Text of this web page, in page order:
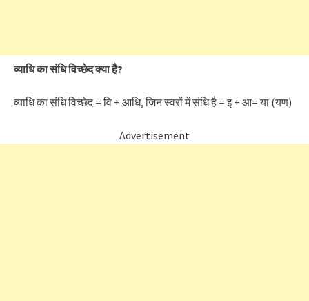
व्याधि का संधि विच्छेद क्या है?
व्याधि का संधि विच्छेद = वि + आधि, जिन स्वरों में संधि है = इ + आ= या (यण)
Advertisement